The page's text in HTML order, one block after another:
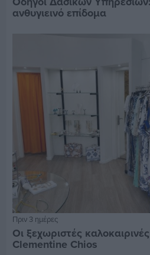
ανθυγιεινό επίδομα
Πριν 3 ημέρες
Οι ξεχωριστές
Clementine Chios